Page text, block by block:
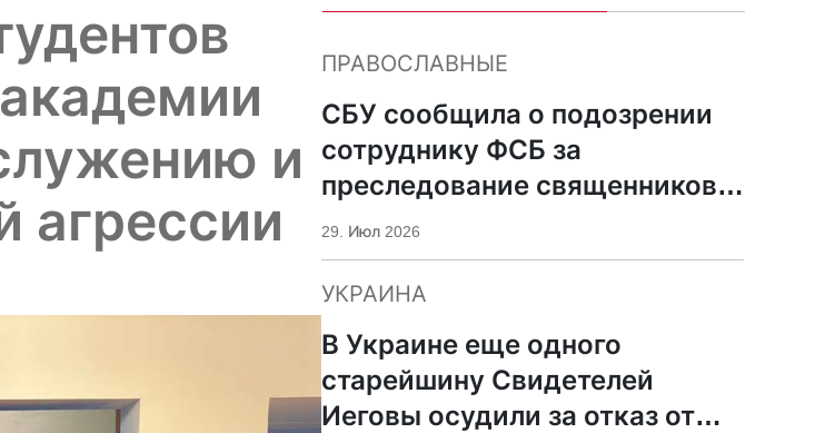
и
агрессии
ПРАВОСЛАВНЫЕ
СБУ сообщила о подозрении
сотруднику ФСБ за
преследование священников
ПЦУ
29. Июл 2026
УКРАИНА
В Украине еще одного
старейшину Свидетелей
Иеговы осудили за отказ от